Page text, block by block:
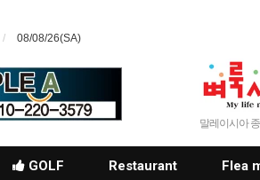
08/08/26(SA)
말레이시아
GOLF Restaurant Flea